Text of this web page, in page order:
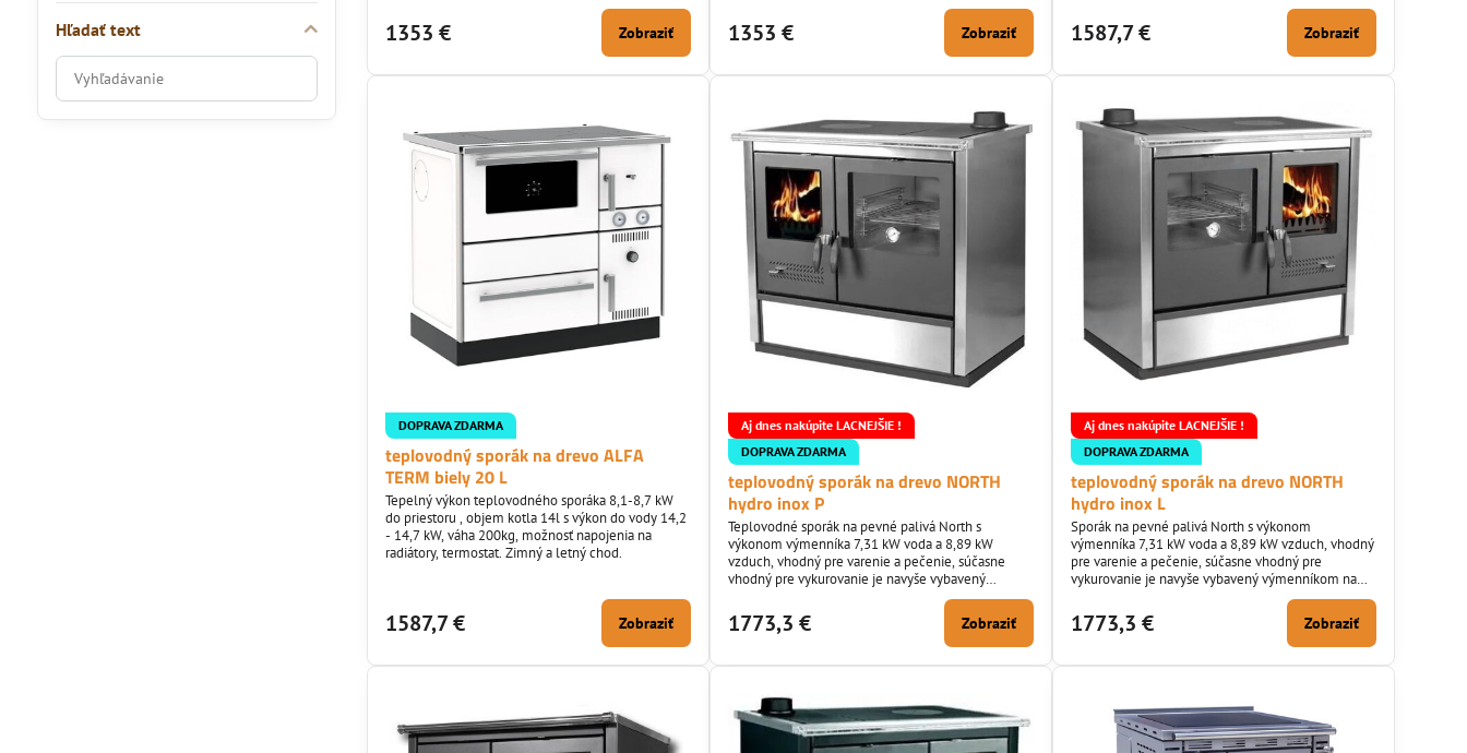
1353 € Zobraziť 1353 € Zobraziť 1587,7 € Zobraziť
DOPRAVA ZDARMA
teplovodný sporák na drevo ALFA
TERM biely 20 L
Tepelný výkon teplovodného sporáka 8,1-8,7 kW
do priestoru , objem kotla 14l s výkon do vody 14,2
- 14,7 kW, váha 200kg, možnosť napojenia na
radiátory, termostat. Zimný a letný chod.
1587,7 € Zobraziť
Aj dnes nakúpite LACNEJŠIE !
DOPRAVA ZDARMA
teplovodný sporák na drevo NORTH
hydro inox P
Teplovodné sporák na pevné palivá North s
výkonom výmenníka 7,31 kW voda a 8,89 kW
vzduch, vhodný pre varenie a pečenie, súčasne
vhodný pre vykurovanie je navyše vybavený
výmenníkom na 13,5 litra. Spĺňa kritéria
EKOPROJEKTU.
1773,3 € Zobraziť
Aj dnes nakúpite LACNEJŠIE !
DOPRAVA ZDARMA
teplovodný sporák na drevo NORTH
hydro inox L
Sporák na pevné palivá North s výkonom
výmenníka 7,31 kW voda a 8,89 kW vzduch, vhodný
pre varenie a pečenie, súčasne vhodný pre
vykurovanie je navyše vybavený výmenníkom na
13,5 litra. Spĺňa kritéria EKOPROJEKT.
1773,3 € Zobraziť
Hľadať text
Prehľadať
výsledky
filtra